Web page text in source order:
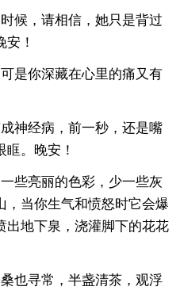
候，请相信，她只是背过
！
是你深藏在心里的痛又有
神经病，前一秒，还是嘴
。晚安！
些亮丽的色彩，少一些灰
，当你生气和愤怒时它会爆
出地下泉，浇灌脚下的花花
也寻常，半盏清茶，观浮